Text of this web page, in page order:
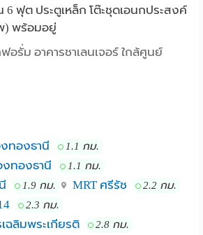
6 ฟุต ประตูเหล็ก โต๊ะชุดเอนกประสงค์
) พร้อมอยู่
อรั่ม อาคารชาเลนเจอร์ ใกล้ศูนย์
ทองธานี 1.1 กม.
งทองธานี 1.1 กม.
1.9 กม. MRT ศรีรัช 2.2 กม.
2.3 กม.
ฉลิมพระเกียรติ 2.8 กม.